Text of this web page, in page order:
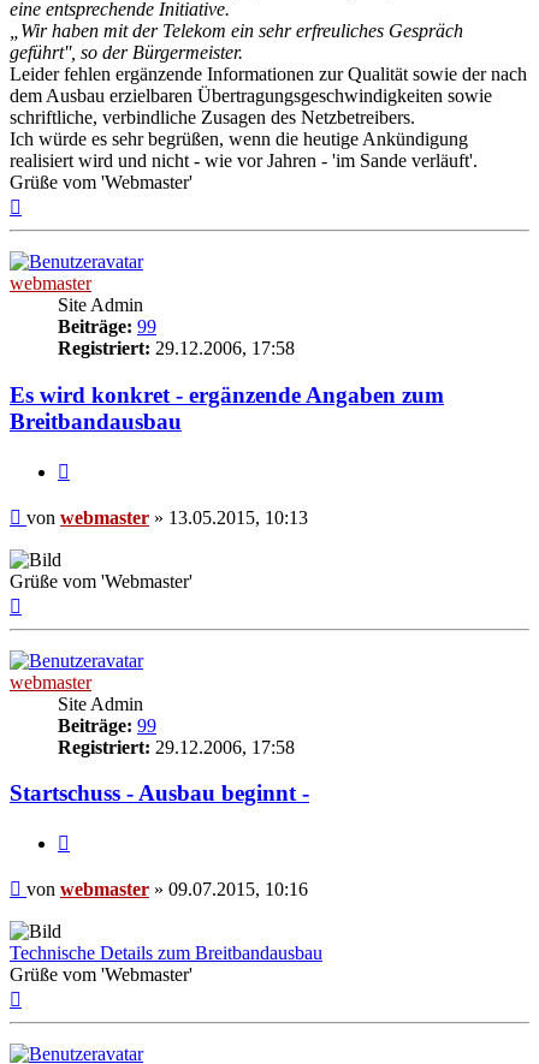
eine entsprechende Initiative.
„Wir haben mit der Telekom ein sehr erfreuliches Gespräch
geführt'', so der Bürgermeister.
Leider fehlen ergänzende Informationen zur Qualität sowie der nach
dem Ausbau erzielbaren Übertragungsgeschwindigkeiten sowie
schriftliche, verbindliche Zusagen des Netzbetreibers.
Ich würde es sehr begrüßen, wenn die heutige Ankündigung
realisiert wird und nicht - wie vor Jahren - 'im Sande verläuft'.
Grüße vom 'Webmaster'
webmaster
Site Admin
Beiträge: 99
Registriert: 29.12.2006, 17:58
Es wird konkret - ergänzende Angaben zum
Breitbandausbau
Beitrag
von webmaster » 13.05.2015, 10:13
Grüße vom 'Webmaster'
webmaster
Site Admin
Beiträge: 99
Registriert: 29.12.2006, 17:58
Startschuss - Ausbau beginnt -
Beitrag
von webmaster » 09.07.2015, 10:16
Technische Details zum Breitbandausbau
Grüße vom 'Webmaster'